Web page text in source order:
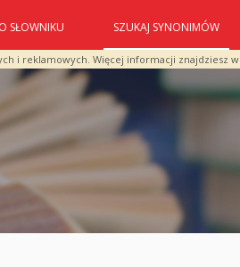
i reklamowych. Więcej informacji znajdziesz w
O SŁOWNIKU SZUKAJ SYNONIMÓW